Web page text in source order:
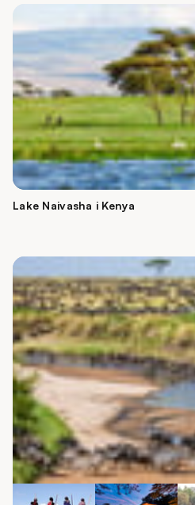
Lake Naivasha i Kenya